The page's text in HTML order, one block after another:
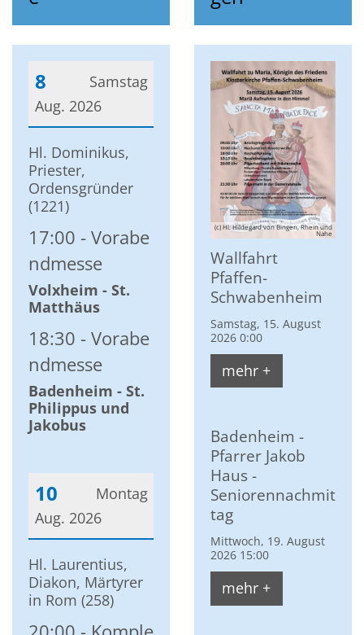
Samstag
8
Aug. 2026
Datum: 8. August 2026
Hl. Dominikus,
Priester,
Ordensgründer
(1221)
17:00
Vorabe
ndmesse
Volxheim - St.
Matthäus
18:30
Vorabe
ndmesse
Badenheim - St.
Philippus und
Jakobus
Montag
10
Aug. 2026
Datum: 10. August 2026
Hl. Laurentius,
Diakon, Märtyrer
in Rom (258)
(c) Hl. Hildegard von Bingen, Rhein und
Nahe
Wallfahrt
Pfaffen-
Schwabenheim
Samstag, 15. August
2026 0:00
mehr +
Badenheim -
Pfarrer Jakob
Haus -
Seniorennachmit
tag
Mittwoch, 19. August
2026 15:00
mehr +